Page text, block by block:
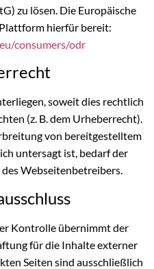
zu lösen. Die Europäische
hierfür bereit:
consumers/odr
soweit dies rechtlich
(z. B. dem Urheberrecht).
von bereitgestelltem
untersagt ist, bedarf der
Webseitenbetreibers.
Kontrolle übernimmt der
für die Inhalte externer
Seiten sind ausschließlich